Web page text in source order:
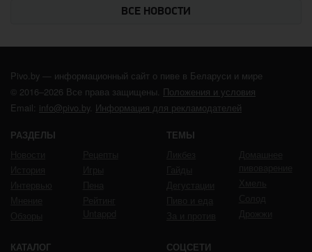
ВСЕ НОВОСТИ
Pivo.by — информационный сайт о пиве в Беларуси и мире
© 2016–2026 Все права защищены. Положения и условия
Email: info@pivo.by. Информация для рекламодателей
РАЗДЕЛЫ ТЕМЫ
КАТАЛОГ СОЦСЕТИ